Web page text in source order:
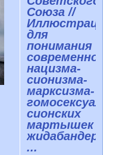
Союза //
Иллюстрации
для
понимания
современного
нацизма-
сионизма-
марксизма-
гомосексуализма
сионских
мартышек
жидабандер
...